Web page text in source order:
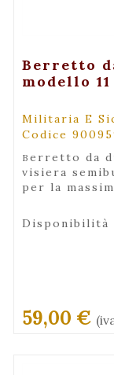
Berretto
modello
Militaria E
Codice
berretto da divisa in cotone blu notte con
visiera
per la
Disponibilità
59,00 €